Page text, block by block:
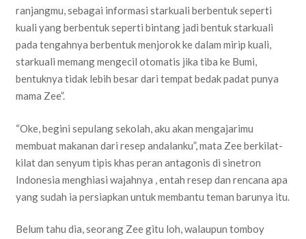
ranjangmu, sebagai informasi starkuali berbentuk seperti
kuali yang berbentuk seperti bintang jadi bentuk starkuali
pada tengahnya berbentuk menjorok ke dalam mirip kuali,
starkuali memang mengecil otomatis jika tiba ke Bumi,
bentuknya tidak lebih besar dari tempat bedak padat punya
mama Zee”.
“Oke, begini sepulang sekolah, aku akan mengajarimu
membuat makanan dari resep andalanku”, mata Zee berkilat-
kilat dan senyum tipis khas peran antagonis di sinetron
Indonesia menghiasi wajahnya , entah resep dan rencana apa
yang sudah ia persiapkan untuk membantu teman barunya itu.
Belum tahu dia, seorang Zee gitu loh, walaupun tomboy